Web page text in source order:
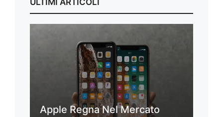
ULTIMI ARTICOLI
Apple Regna Nel Mercato